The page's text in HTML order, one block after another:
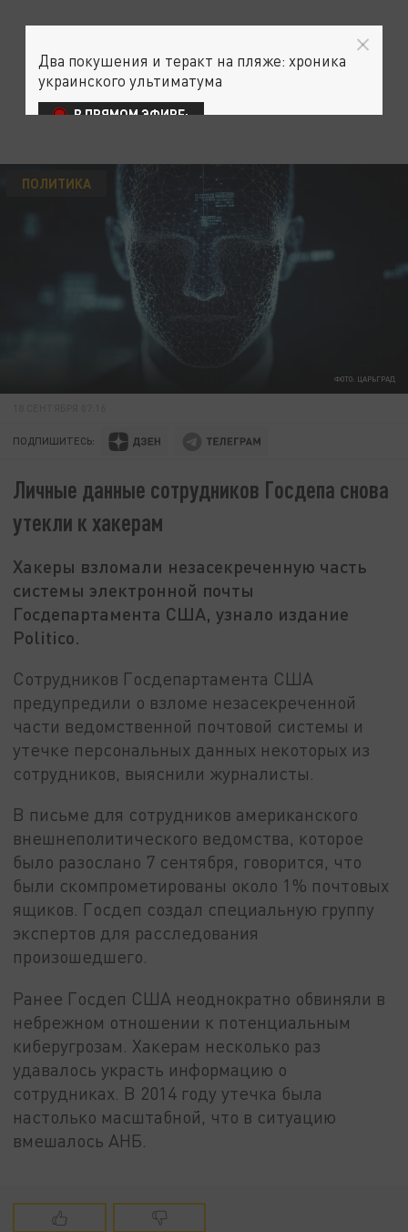
ФОТО: ЦАРЬГРАД
ПОЛИТИКА
ПОДПИШИТЕСЬ:
Личные данные сотрудников Госдепа снова
утекли к хакерам
Хакеры взломали незасекреченную часть
системы электронной почты
Госдепартамента США, узнало издание
Politico.
Сотрудников Госдепартамента США
предупредили о взломе незасекреченной
части ведомственной почтовой системы и
утечке персональных данных некоторых из
сотрудников, выяснили журналисты.
В письме для сотрудников американского
внешнеполитического ведомства, которое
было разослано 7 сентября, говорится, что
были скомпрометированы около 1% почтовых
ящиков. Госдеп создал специальную группу
экспертов для расследования
произошедшего.
Ранее Госдеп США неоднократно обвиняли в
небрежном отношении к потенциальным
киберугрозам. Хакерам несколько раз
удавалось украсть информацию о
сотрудниках. В 2014 году утечка была
настолько масштабной, что в ситуацию
вмешалось АНБ.
Два покушения и теракт на пляже: хроника
украинского ультиматума
В ПРЯМОМ ЭФИРЕ: